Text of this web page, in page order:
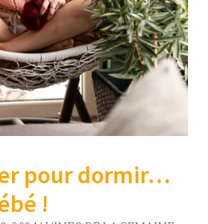
pour dormir…
!